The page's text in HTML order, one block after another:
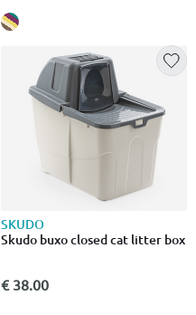
SKUDO
Skudo buxo closed cat litter box
€ 38.00